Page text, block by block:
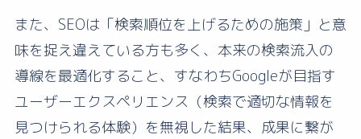
また、SEOは「検索順位を上げるための施策」と意
味を捉え違えている方も多く、本来の検索流入の
導線を最適化すること、すなわちGoogleが目指す
ユーザーエクスペリエンス（検索で適切な情報を
見つけられる体験）を無視した結果、成果に繋が